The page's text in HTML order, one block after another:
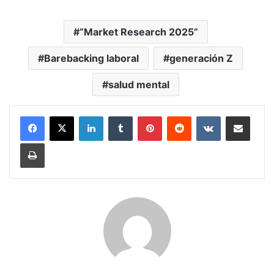
“Market Research 2025”
Barebacking laboral generación Z
salud mental
LinkedInTumblr PinterestReddit VKontakteShare via Email
Print